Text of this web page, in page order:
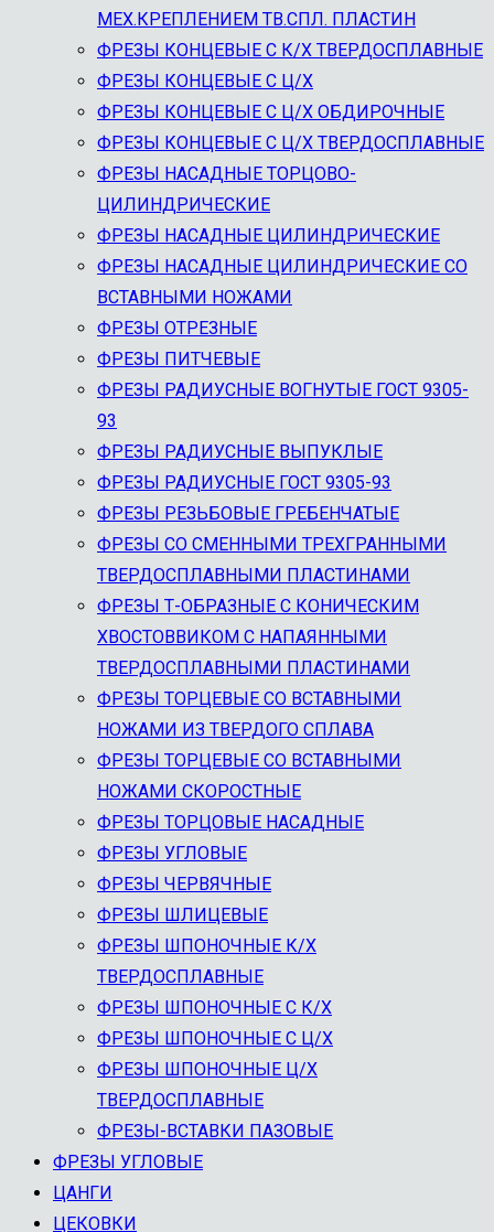
МЕХ.КРЕПЛЕНИЕМ ТВ.СПЛ. ПЛАСТИН
ФРЕЗЫ КОНЦЕВЫЕ С К/Х ТВЕРДОСПЛАВНЫЕ
ФРЕЗЫ КОНЦЕВЫЕ С Ц/Х
ФРЕЗЫ КОНЦЕВЫЕ С Ц/Х ОБДИРОЧНЫЕ
ФРЕЗЫ КОНЦЕВЫЕ С Ц/Х ТВЕРДОСПЛАВНЫЕ
ФРЕЗЫ НАСАДНЫЕ ТОРЦОВО-
ЦИЛИНДРИЧЕСКИЕ
ФРЕЗЫ НАСАДНЫЕ ЦИЛИНДРИЧЕСКИЕ
ФРЕЗЫ НАСАДНЫЕ ЦИЛИНДРИЧЕСКИЕ СО
ВСТАВНЫМИ НОЖАМИ
ФРЕЗЫ ОТРЕЗНЫЕ
ФРЕЗЫ ПИТЧЕВЫЕ
ФРЕЗЫ РАДИУСНЫЕ ВОГНУТЫЕ ГОСТ 9305-
93
ФРЕЗЫ РАДИУСНЫЕ ВЫПУКЛЫЕ
ФРЕЗЫ РАДИУСНЫЕ ГОСТ 9305-93
ФРЕЗЫ РЕЗЬБОВЫЕ ГРЕБЕНЧАТЫЕ
ФРЕЗЫ СО СМЕННЫМИ ТРЕХГРАННЫМИ
ТВЕРДОСПЛАВНЫМИ ПЛАСТИНАМИ
ФРЕЗЫ Т-ОБРАЗНЫЕ С КОНИЧЕСКИМ
ХВОСТОВВИКОМ С НАПАЯННЫМИ
ТВЕРДОСПЛАВНЫМИ ПЛАСТИНАМИ
ФРЕЗЫ ТОРЦЕВЫЕ СО ВСТАВНЫМИ
НОЖАМИ ИЗ ТВЕРДОГО СПЛАВА
ФРЕЗЫ ТОРЦЕВЫЕ СО ВСТАВНЫМИ
НОЖАМИ СКОРОСТНЫЕ
ФРЕЗЫ ТОРЦОВЫЕ НАСАДНЫЕ
ФРЕЗЫ УГЛОВЫЕ
ФРЕЗЫ ЧЕРВЯЧНЫЕ
ФРЕЗЫ ШЛИЦЕВЫЕ
ФРЕЗЫ ШПОНОЧНЫЕ К/Х
ТВЕРДОСПЛАВНЫЕ
ФРЕЗЫ ШПОНОЧНЫЕ С К/Х
ФРЕЗЫ ШПОНОЧНЫЕ С Ц/Х
ФРЕЗЫ ШПОНОЧНЫЕ Ц/Х
ТВЕРДОСПЛАВНЫЕ
ФРЕЗЫ-ВСТАВКИ ПАЗОВЫЕ
ФРЕЗЫ УГЛОВЫЕ
ЦАНГИ
ЦЕКОВКИ